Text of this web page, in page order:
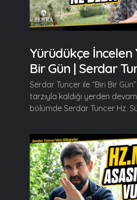
Yürüdükçe İncelen
Bir Gün | Serdar
Serdar Tuncer ile “Biri Bir
tarzıyla kaldığı yerden
bölümde Serdar Tuncer Hz.